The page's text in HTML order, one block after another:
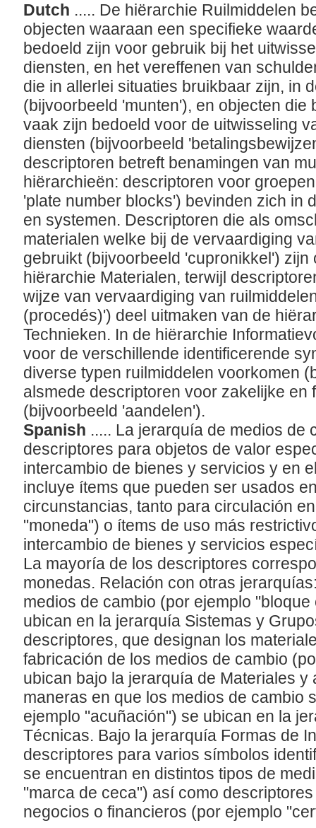
Dutch ..... De hiërarchie Ruilmiddelen
objecten waaraan een specifieke
bedoeld zijn voor gebruik bij het
diensten, en het vereffenen van
die in allerlei situaties bruikbaar zijn, in
(bijvoorbeeld 'munten'), en objecten die
vaak zijn bedoeld voor de uitwisseling
diensten (bijvoorbeeld
descriptoren betreft benamingen van
hiërarchieën: descriptoren voor
'plate number blocks') bevinden zich in
en systemen. Descriptoren die als
materialen welke bij de vervaardiging
gebruikt (bijvoorbeeld 'cupronikkel') zijn
hiërarchie Materialen, terwijl
wijze van vervaardiging van
(procedés)') deel uitmaken van de
Technieken. In de hiërarchie
voor de verschillende identificerende
diverse typen ruilmiddelen voorkomen
alsmede descriptoren voor zakelijke en
(bijvoorbeeld 'aandelen').
Spanish ..... La jerarquía de medios de
descriptores para objetos de valor
intercambio de bienes y servicios y en
incluye ítems que pueden ser usados
circunstancias, tanto para circulación
"moneda") o ítems de uso más
intercambio de bienes y servicios
La mayoría de los descriptores
monedas. Relación con otras
medios de cambio (por ejemplo
ubican en la jerarquía Sistemas y
descriptores, que designan los
fabricación de los medios de cambio
ubican bajo la jerarquía de Materiales
maneras en que los medios de cambio
ejemplo "acuñación") se ubican en la
Técnicas. Bajo la jerarquía Formas de
descriptores para varios símbolos
se encuentran en distintos tipos de
"marca de ceca") así como
negocios o financieros (por ejemplo